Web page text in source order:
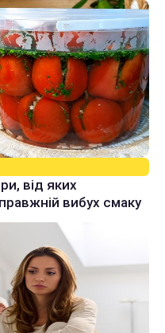
від яких
вибух смаку